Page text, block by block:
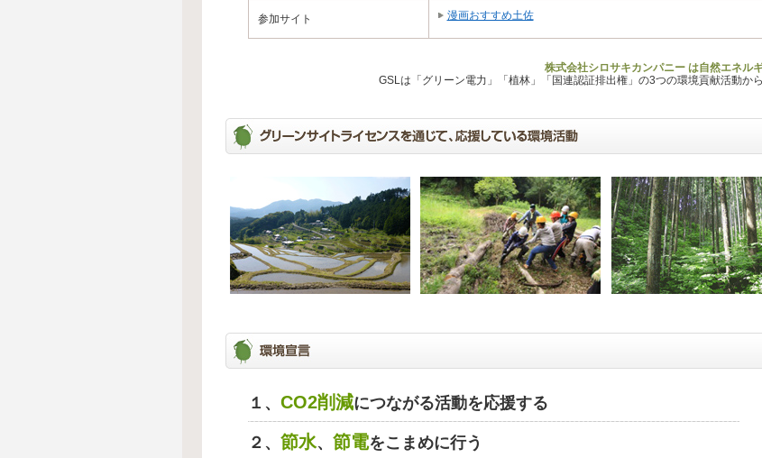
参加サイト 漫画おすすめ土佐
株式会社シロサキカンパニー は自然エネル
GSLは「グリーン電力」「植林」「国連認証排出権」の3つの環境貢献活動か
１、 CO2削減につながる活動を応援する
２、 節水、 節電をこまめに行う